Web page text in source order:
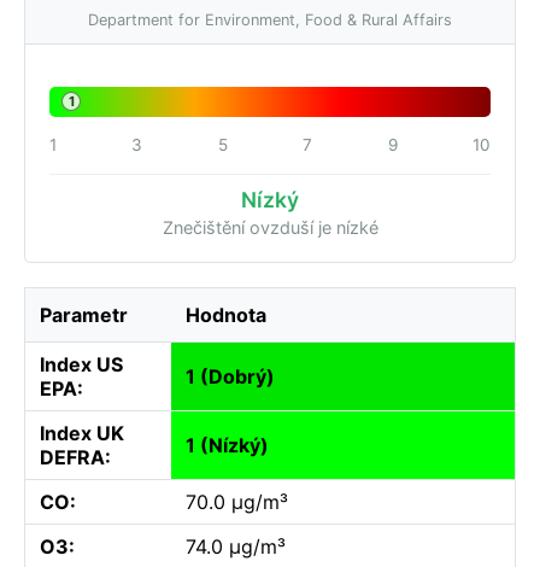
Department for Environment, Food & Rural Affairs
1
1 3 5 7 9 10
Nízký
Znečištění ovzduší je nízké
Parametr Hodnota
Index US
EPA:
1 (Dobrý)
Index UK
DEFRA:
1 (Nízký)
CO:
70.0 µg/m³
O3:
74.0 µg/m³